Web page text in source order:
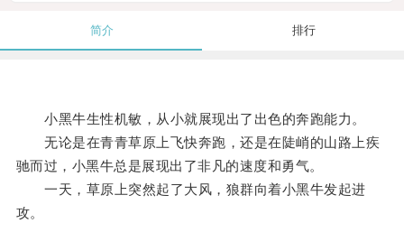
简介 排行
小黑牛生性机敏，从小就展现出了出色的奔跑能力。
无论是在青青草原上飞快奔跑，还是在陡峭的山路上疾
驰而过，小黑牛总是展现出了非凡的速度和勇气。
一天，草原上突然起了大风，狼群向着小黑牛发起进
攻。